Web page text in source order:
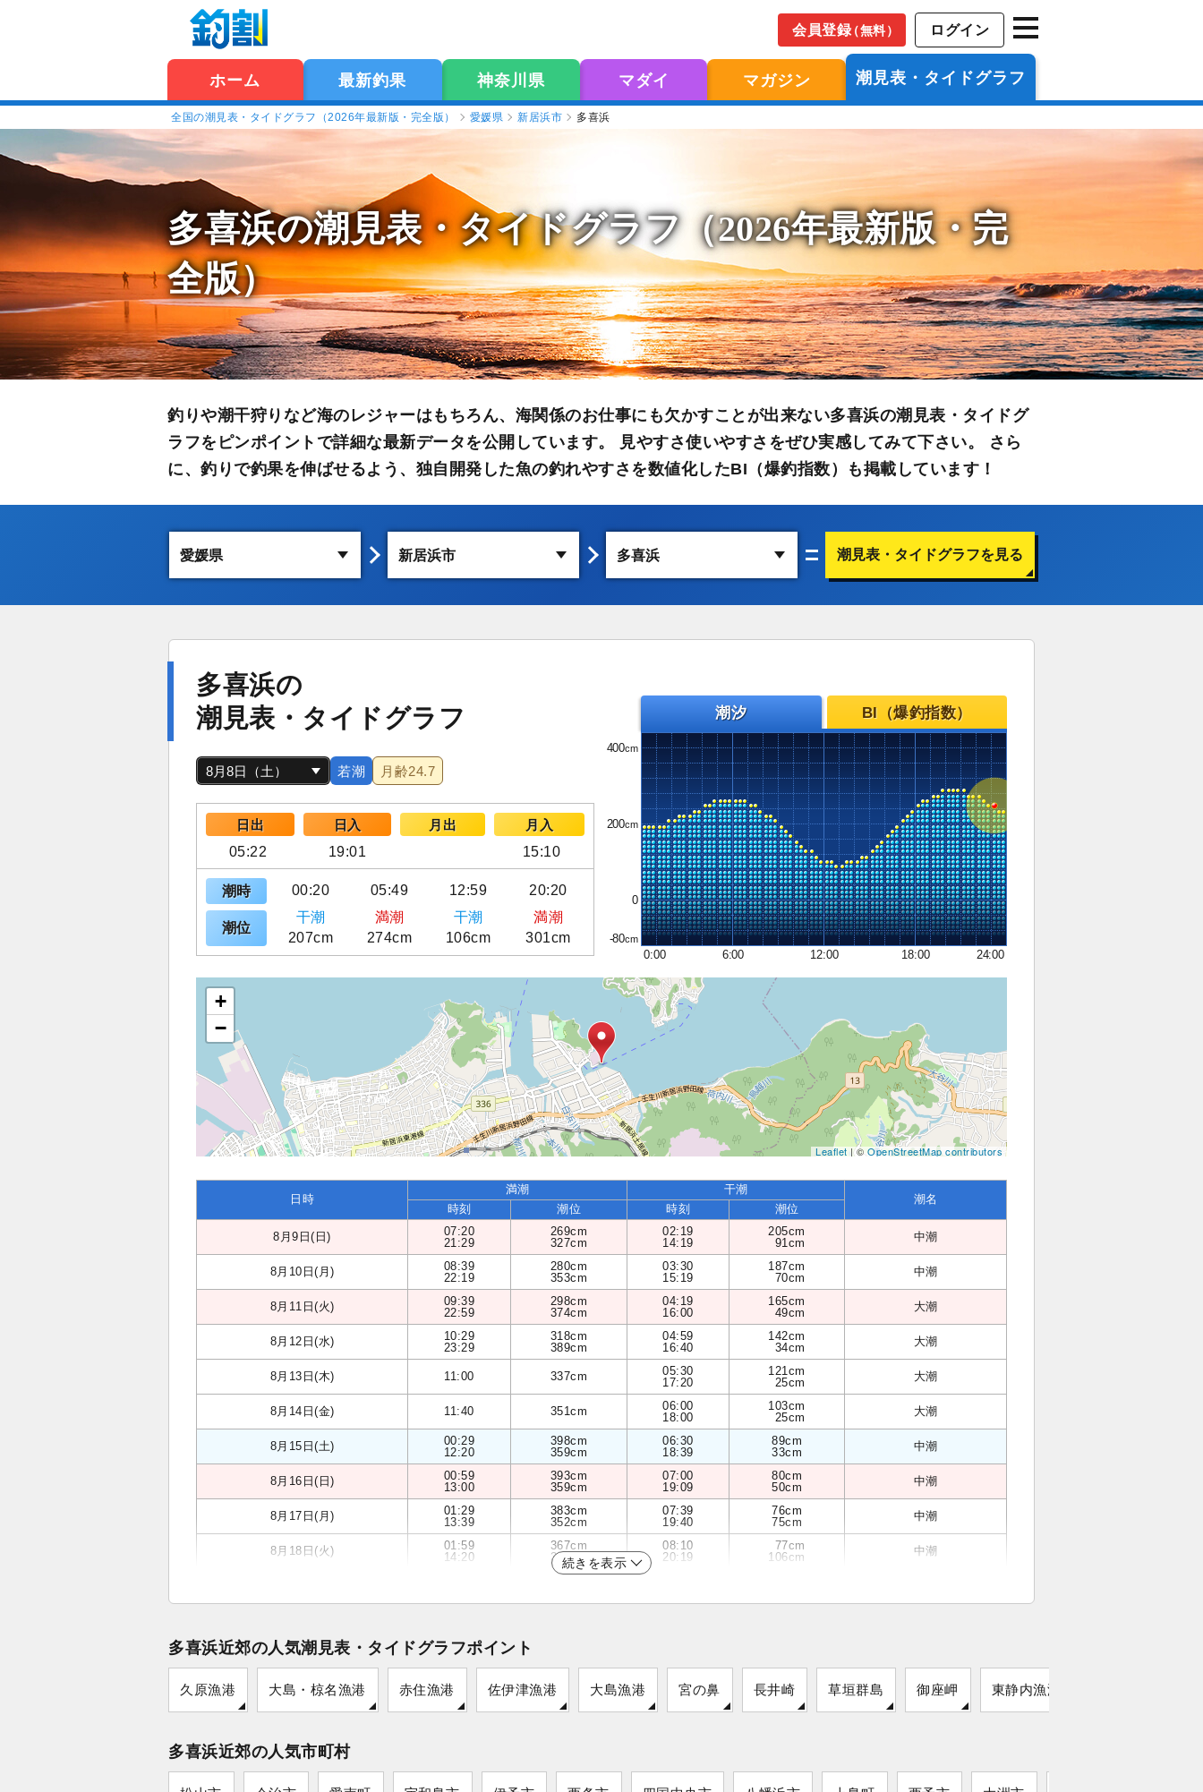
会員登録（無料） ログイン
ホーム 最新釣果 神奈川県 マダイ マガジン 潮見表・タイドグラフ
全国の潮見表・タイドグラフ（2026年最新版・完全版） 愛媛県 新居浜市 多喜浜
多喜浜の潮見表・タイドグラフ（2026年最新版・完
全版）
釣りや潮干狩りなど海のレジャーはもちろん、海関係のお仕事にも欠かすことが出来ない多喜浜の潮見表・タイドグ
ラフをピンポイントで詳細な最新データを公開しています。 見やすさ使いやすさをぜひ実感してみて下さい。 さら
に、釣りで釣果を伸ばせるよう、独自開発した魚の釣れやすさを数値化したBI（爆釣指数）も掲載しています！
潮見表・タイドグラフを見る
多喜浜の
潮見表・タイドグラフ
若潮 月齢24.7
日出 日入 月出
月入
05:22
19:01 15:10
潮時 00:20 05:49 12:59 20:20
潮位
干潮 満潮 干潮
満潮
207cm
274cm 106cm 301cm
潮汐 BI（爆釣指数）
400
200
0
-80
0:00
6:00 12:00 18:00 24:00
+
−
Leaflet| ©OpenStreetMap contributors
日時
満潮 干潮
潮名
時刻 潮位 時刻 潮位
8月9日(日)
07:20
21:29
269cm
327cm
02:19
14:19
205cm
91cm
中潮
8月10日(月)
08:39
22:19
280cm
353cm
03:30
15:19
187cm
70cm
中潮
8月11日(火)
09:39
22:59
298cm
374cm
04:19
16:00
165cm
49cm
大潮
8月12日(水)
10:29
23:29
318cm
389cm
04:59
16:40
142cm
34cm
大潮
8月13日(木) 11:00 337cm
05:30
17:20
121cm
25cm
大潮
8月14日(金) 11:40 351cm
06:00
18:00
103cm
25cm
大潮
8月15日(土)
00:29
12:20
398cm
359cm
06:30
18:39
89cm
33cm
中潮
8月16日(日)
00:59
13:00
393cm
359cm
07:00
19:09
80cm
50cm
中潮
8月17日(月)
01:29
13:39
383cm
352cm
07:39
19:40
76cm
75cm
中潮
8月18日(火)
01:59
14:20
367cm
339cm
08:10
20:19
77cm
106cm
中潮
続きを表示
多喜浜近郊の人気潮見表・タイドグラフポイント
久原漁港 大島・椋名漁港 赤住漁港 佐伊津漁港 大島漁港 宮の鼻 長井崎 草垣群島 御座岬 東静内漁港
多喜浜近郊の人気市町村